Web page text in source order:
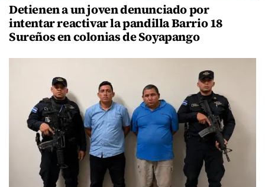
Detienen a un joven denunciado por
intentar reactivar la pandilla Barrio 18
Sureños en colonias de Soyapango